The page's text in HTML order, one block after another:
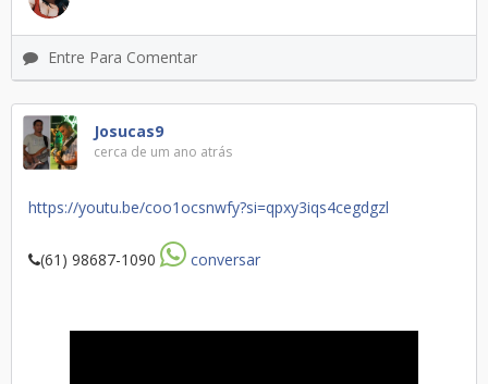
Entre Para Comentar
Josucas9
cerca de um ano atrás
https://youtu.be/coo1ocsnwfy?si=qpxy3iqs4cegdgzl
(61) 98687-1090 conversar